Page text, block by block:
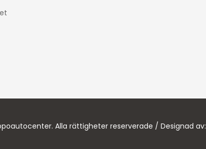
Alla rättigheter reserverade / Designad av: